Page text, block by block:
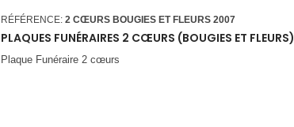
RÉFÉRENCE: 2 CŒURS BOUGIES ET FLEURS 2007
PLAQUES FUNÉRAIRES 2 CŒURS (BOUGIES ET FLEURS)
Plaque Funéraire 2 cœurs